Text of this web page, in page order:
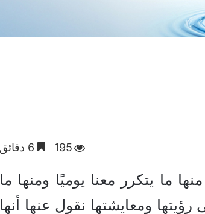
195
ما يتكرر معنا يوميًا ومنها ما
ومعايشتها نقول عنها أنها